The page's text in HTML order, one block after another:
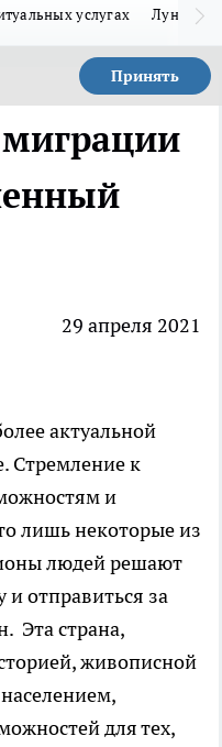
услугах Лунно-
Принять
29 апреля 2021
актуальной
Стремление к
и
лишь некоторые из
людей решают
отправиться за
Эта страна,
живописной
для тех,